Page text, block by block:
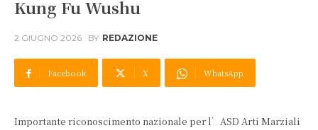
Kung Fu Wushu
2 GIUGNO 2026 BY REDAZIONE
Facebook X WhatsApp
Importante riconoscimento nazionale per l’ASD Arti Marziali